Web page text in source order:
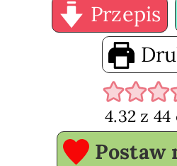
Przepis
4.32 z 44
Postaw